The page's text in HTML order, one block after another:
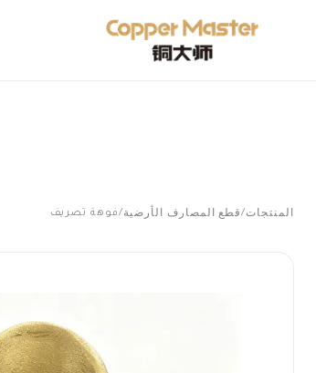
المنتجات/قطع المصارف الأرضية/فوهة تصريف